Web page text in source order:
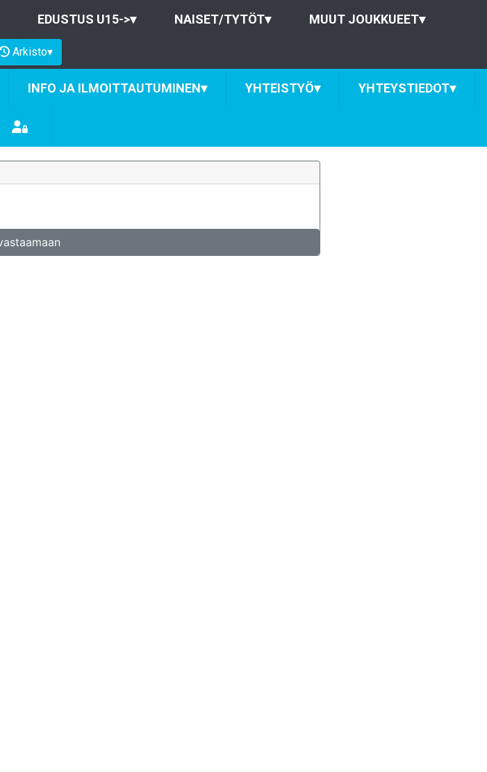
EDUSTUS U15->▾ NAISET/TYTÖT▾ MUUT JOUKKUEET▾
Arkisto▾
INFO JA ILMOITTAUTUMINEN▾ YHTEISTYÖ▾ YHTEYSTIEDOT▾